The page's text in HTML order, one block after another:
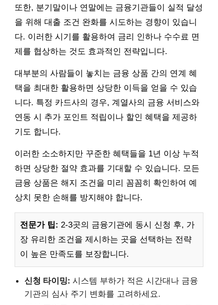
또한, 분기말이나 연말에는 금융기관들이 실적 달성
을 위해 대출 조건 완화를 시도하는 경향이 있습니
다. 이러한 시기를 활용하여 금리 인하나 수수료 면
제를 협상하는 것도 효과적인 전략입니다.
대부분의 사람들이 놓치는 금융 상품 간의 연계 혜
택을 최대한 활용하면 상당한 이득을 얻을 수 있습
니다. 특정 카드사의 경우, 계열사의 금융 서비스와
연동 시 추가 포인트 적립이나 할인 혜택을 제공하
기도 합니다.
이러한 소소하지만 꾸준한 혜택들을 1년 이상 누적
하면 상당한 절약 효과를 기대할 수 있습니다. 모든
금융 상품은 해지 조건을 미리 꼼꼼히 확인하여 예
상치 못한 손해를 방지해야 합니다.
전문가 팁: 2-3곳의 금융기관에 동시 신청 후, 가
장 유리한 조건을 제시하는 곳을 선택하는 전략
이 높은 만족도를 보장합니다.
신청 타이밍: 시스템 부하가 적은 시간대나 금융
기관의 심사 주기 변화를 고려하세요.